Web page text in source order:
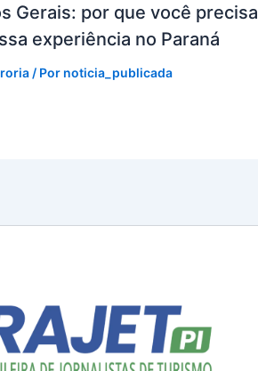
Gerais: por que você precisa
experiência no Paraná
/ Por noticia_publicada